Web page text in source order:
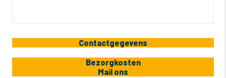
Contactgegevens
Bezorgkosten
Mail ons